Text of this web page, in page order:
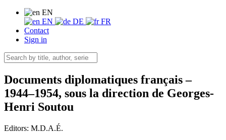
EN
EN
DE
FR
Contact
Sign in
Documents diplomatiques français –
1944–1954, sous la direction de Georges-
Henri Soutou
Editors: M.D.A.É.